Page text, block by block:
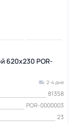
620х230 POR-
2-4 дня
81358
POR-0000003
23